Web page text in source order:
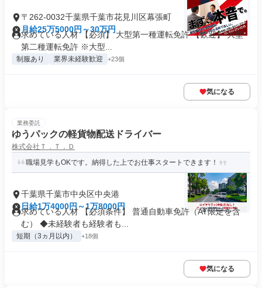
〒262-0032千葉県千葉市花見川区幕張町
月給25万5000円～30万円
求めている人材 【必須】 大型第一種運転免許 【歓迎】 大型
第二種運転免許 ※大型...
制服あり 業界未経験歓迎 +23個
気になる
業務委託
ゆうパックの軽貨物配送ドライバー
株式会社Ｔ．Ｔ．Ｄ
職場見学もOKです。納得した上でお仕事スタートできます！
千葉県千葉市中央区中央港
日給1万4000円～1万8000円
求めている人材 【必須条件】 普通自動車免許（AT限定を含
む） ◆未経験者も経験者も...
短期（3ヵ月以内） +18個
気になる